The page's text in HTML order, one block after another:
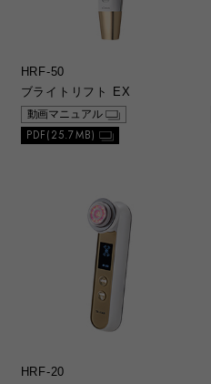
HRF-50
ブライトリフト EX
動画マニュアル
PDF(25.7MB)
HRF-20